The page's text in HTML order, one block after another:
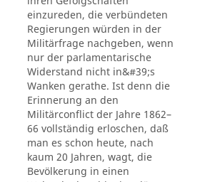
einzureden, die verbündeten
Regierungen würden in der
Militärfrage nachgeben, wenn
nur der parlamentarische
Widerstand nicht in&#39;s
Wanken gerathe. Ist denn die
Erinnerung an den
Militärconflict der Jahre 1862–
66 vollständig erloschen, daß
man es schon heute, nach
kaum 20 Jahren, wagt, die
Bevölkerung in einen